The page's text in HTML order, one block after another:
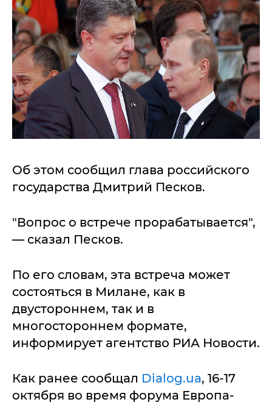
Об этом сообщил глава российского
государства Дмитрий Песков.
"Вопрос о встрече прорабатывается",
— сказал Песков.
По его словам, эта встреча может
состояться в Милане, как в
двустороннем, так и в
многостороннем формате,
информирует агентство РИА Новости.
Как ранее сообщал Dialog.ua, 16-17
октября во время форума Европа-